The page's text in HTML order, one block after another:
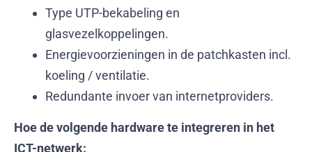
Type UTP-bekabeling en
glasvezelkoppelingen.
Energievoorzieningen in de patchkasten incl.
koeling / ventilatie.
Redundante invoer van internetproviders.
Hoe de volgende hardware te integreren in het
ICT-netwerk: